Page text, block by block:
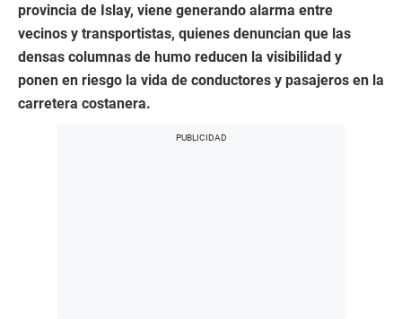
provincia de Islay, viene generando alarma entre
vecinos y transportistas, quienes denuncian que las
densas columnas de humo reducen la visibilidad y
ponen en riesgo la vida de conductores y pasajeros en la
carretera costanera.